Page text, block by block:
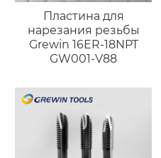
Пластина для
нарезания резьбы
Grewin 16ER-18NPT
GW001-V88